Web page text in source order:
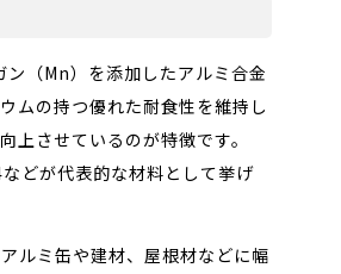
（Mn）を添加したアルミ合金
ムの持つ優れた耐食性を維持し
上させているのが特徴です。
どが代表的な材料として挙げ
ルミ缶や建材、屋根材などに幅